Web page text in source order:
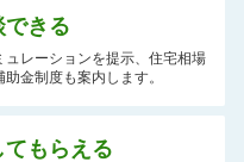
できる
レーションを提示、住宅相場
金制度も案内します。
もらえる